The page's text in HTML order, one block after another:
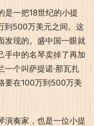
是一把18世纪的小提
到500万美元之间。这
发现的。盛中国一眼就
手中的名琴卖掉了再加
个叫萨提诺·那瓦扎
要在100万到500万美
演奏家，也是一位小提